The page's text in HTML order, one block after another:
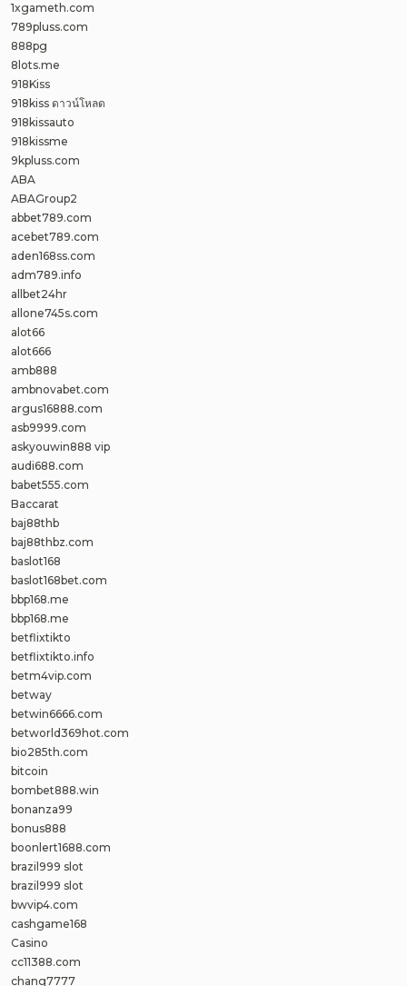
1xgameth.com
789pluss.com
888pg
8lots.me
918Kiss
918kiss ดาวน์โหลด
918kissauto
918kissme
9kpluss.com
ABA
ABAGroup2
abbet789.com
acebet789.com
aden168ss.com
adm789.info
allbet24hr
allone745s.com
alot66
alot666
amb888
ambnovabet.com
argus16888.com
asb9999.com
askyouwin888 vip
audi688.com
babet555.com
Baccarat
baj88thb
baj88thbz.com
baslot168
baslot168bet.com
bbp168.me
bbp168.me
betflixtikto
betflixtikto.info
betm4vip.com
betway
betwin6666.com
betworld369hot.com
bio285th.com
bitcoin
bombet888.win
bonanza99
bonus888
boonlert1688.com
brazil999 slot
brazil999 slot
bwvip4.com
cashgame168
Casino
cc11388.com
chang7777